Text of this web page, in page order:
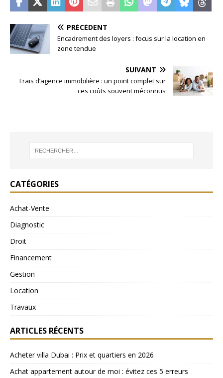
PRÉCÉDENT
Encadrement des loyers : focus sur la location en
zone tendue
SUIVANT
Frais d’agence immobilière : un point complet sur
ces coûts souvent méconnus
CATÉGORIES
Achat-Vente
Diagnostic
Droit
Financement
Gestion
Location
Travaux
ARTICLES RÉCENTS
Acheter villa Dubai : Prix et quartiers en 2026
Achat appartement autour de moi : évitez ces 5 erreurs